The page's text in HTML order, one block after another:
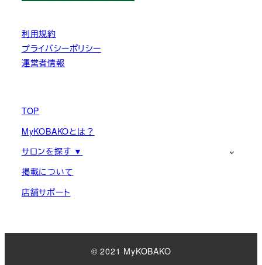
利用規約
プライバシーポリシー
運営者情報
TOP
MyKOBAKOとは？
サロンを探す ▼
掲載について
店舗サポート
© 2021 MyKOBAKO